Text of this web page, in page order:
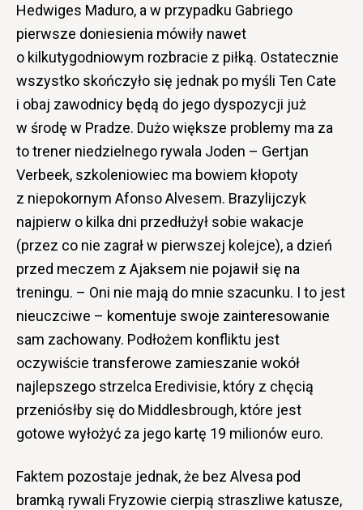
Hedwiges Maduro, a w przypadku Gabriego
pierwsze doniesienia mówiły nawet
o kilkutygodniowym rozbracie z piłką. Ostatecznie
wszystko skończyło się jednak po myśli Ten Cate
i obaj zawodnicy będą do jego dyspozycji już
w środę w Pradze. Dużo większe problemy ma za
to trener niedzielnego rywala Joden – Gertjan
Verbeek, szkoleniowiec ma bowiem kłopoty
z niepokornym Afonso Alvesem. Brazylijczyk
najpierw o kilka dni przedłużył sobie wakacje
(przez co nie zagrał w pierwszej kolejce), a dzień
przed meczem z Ajaksem nie pojawił się na
treningu. – Oni nie mają do mnie szacunku. I to jest
nieuczciwe – komentuje swoje zainteresowanie
sam zachowany. Podłożem konfliktu jest
oczywiście transferowe zamieszanie wokół
najlepszego strzelca Eredivisie, który z chęcią
przeniósłby się do Middlesbrough, które jest
gotowe wyłożyć za jego kartę 19 milionów euro.
Faktem pozostaje jednak, że bez Alvesa pod
bramką rywali Fryzowie cierpią straszliwe katusze,